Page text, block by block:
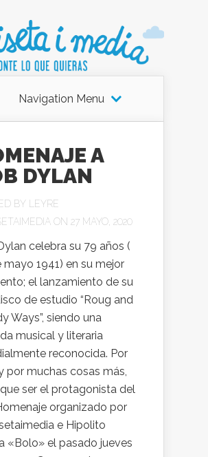
Navigation Menu
A
DYLAN
BY
LEYRE
ON 27 MAYO, 2020
celebra su 79 años (
mayo 1941) en su mejor
el lanzamiento de su
de estudio “Roug and
Ways”, siendo una
musical y literaria
reconocida. Por
por muchas cosas más,
ser el protagonista del
organizado por
e Hipolito
«Bolo» el pasado jueves